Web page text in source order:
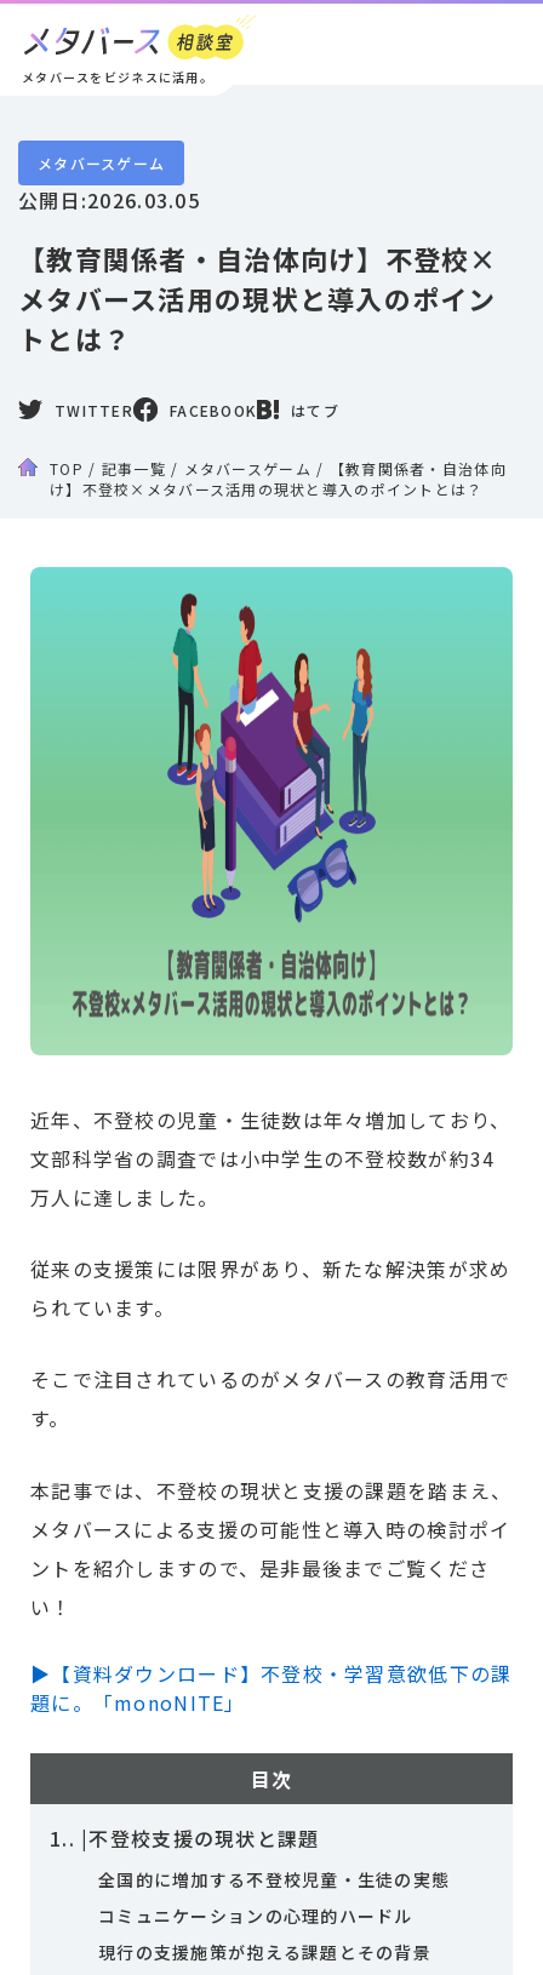
メタバースをビジネスに活用。
メタバースゲーム
公開日:2026.03.05
【教育関係者・自治体向け】不登校×
メタバース活用の現状と導入のポイン
トとは？
TWITTER FACEBOOK はてブ
TOP / 記事一覧 / メタバースゲーム /
【教育関係者・自治体向
け】不登校×メタバース活用の現状と導入のポイントとは？
近年、不登校の児童・生徒数は年々増加しており、
文部科学省の調査では小中学生の不登校数が約34
万人に達しました。
従来の支援策には限界があり、新たな解決策が求め
られています。
そこで注目されているのがメタバースの教育活用で
す。
本記事では、不登校の現状と支援の課題を踏まえ、
メタバースによる支援の可能性と導入時の検討ポイ
ントを紹介しますので、是非最後までご覧くださ
い！
▶【資料ダウンロード】不登校・学習意欲低下の課
題に。「monoNITE」
目次
1. |不登校支援の現状と課題
全国的に増加する不登校児童・生徒の実態
コミュニケーションの心理的ハードル
現行の支援施策が抱える課題とその背景